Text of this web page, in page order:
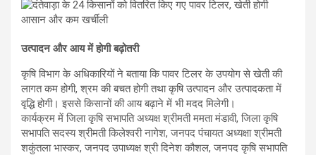
उत्पादन और आय में होगी बढ़ोतरी
कृषि विभाग के अधिकारियों ने बताया कि पावर टिलर के उपयोग से खेती की
लागत कम होगी, श्रम की बचत होगी तथा कृषि उत्पादन और उत्पादकता में
वृद्धि होगी। इससे किसानों की आय बढ़ाने में भी मदद मिलेगी।
कार्यक्रम में जिला कृषि सभापति अध्यक्ष श्रीमती ममता मंडावी, जिला कृषि
सभापति सदस्य श्रीमती किलेश्वरी नागेश, जनपद पंचायत अध्यक्षा श्रीमती
शकुंतला भास्कर, जनपद उपाध्यक्ष श्री दिनेश कौशल, जनपद कृषि सभापति